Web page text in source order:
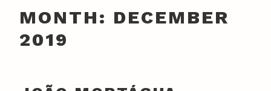
MONTH: DECEMBER
2019